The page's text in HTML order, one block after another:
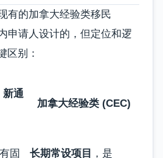
有的加拿大经验类移民
申请人设计的，但定位和逻
区别：
新通
加拿大经验类 (CEC)
固
长期常设项目 ，是